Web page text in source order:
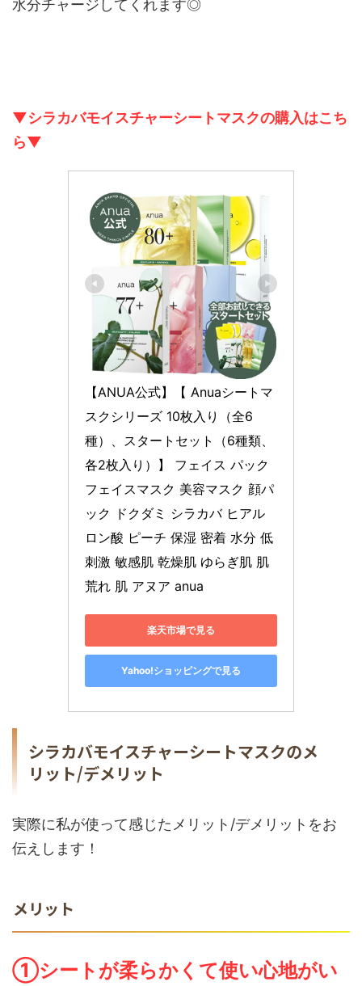
水分チャージしてくれます◎
▼シラカバモイスチャーシートマスクの購入はこち
ら▼
【ANUA公式】【 Anuaシートマ
スクシリーズ 10枚入り（全6
種）、スタートセット（6種類、
各2枚入り）】 フェイス パック
フェイスマスク 美容マスク 顔パ
ック ドクダミ シラカバ ヒアル
ロン酸 ピーチ 保湿 密着 水分 低
刺激 敏感肌 乾燥肌 ゆらぎ肌 肌
荒れ 肌 アヌア anua
楽天市場で見る
Yahoo!ショッピングで見る
シラカバモイスチャーシートマスクのメ
リット/デメリット
実際に私が使って感じたメリット/デメリットをお
伝えします！
メリット
①シートが柔らかくて使い心地がい